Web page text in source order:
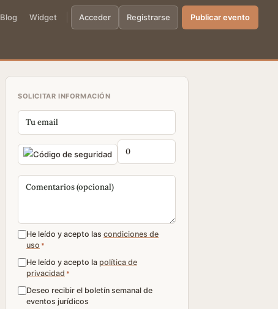
Blog Widget Acceder Registrarse Publicar evento
SOLICITAR INFORMACIÓN
He leído y acepto las condiciones de
uso *
He leído y acepto la política de
privacidad *
Deseo recibir el boletín semanal de
eventos jurídicos